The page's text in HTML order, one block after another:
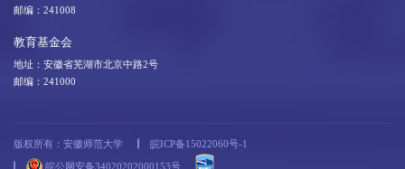
邮编：241008
教育基金会
地址：安徽省芜湖市北京中路2号
邮编：241000
版权所有：安徽师范大学 皖ICP备15022060号-1
皖公网安备34020202000153号